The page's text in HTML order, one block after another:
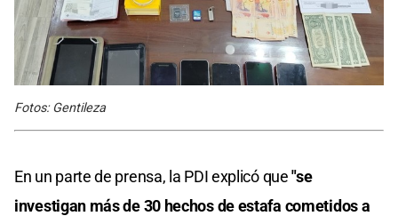
Fotos: Gentileza
En un parte de prensa, la PDI explicó que"se
investigan más de 30 hechos de estafa cometidos a